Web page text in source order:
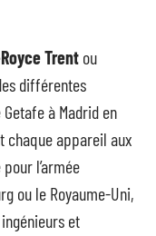
Trent ou
différentes
à Madrid en
chaque appareil aux
l’armée
ou le Royaume-Uni,
et